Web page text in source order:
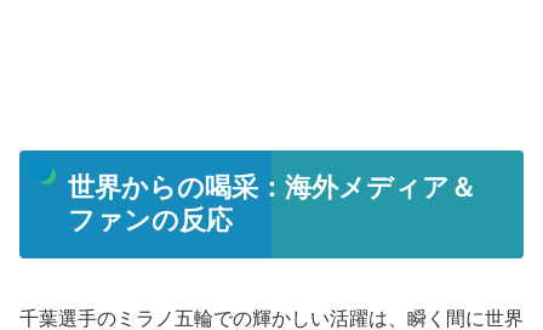
世界からの喝采：海外メディア＆
ファンの反応
千葉選手のミラノ五輪での輝かしい活躍は、瞬く間に世界